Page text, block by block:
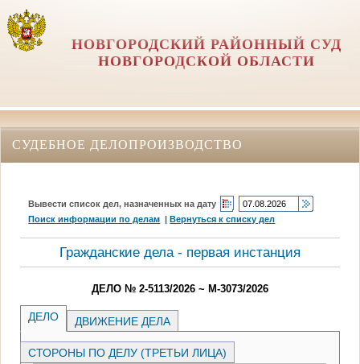
НОВГОРОДСКИЙ РАЙОННЫЙ СУД
НОВГОРОДСКОЙ ОБЛАСТИ
СУДЕБНОЕ ДЕЛОПРОИЗВОДСТВО
Вывести список дел, назначенных на дату
Поиск информации по делам |Вернуться к списку дел
Гражданские дела - первая инстанция
ДЕЛО № 2-5113/2026 ~ М-3073/2026
ДЕЛО ДВИЖЕНИЕ ДЕЛА
СТОРОНЫ ПО ДЕЛУ (ТРЕТЬИ ЛИЦА)